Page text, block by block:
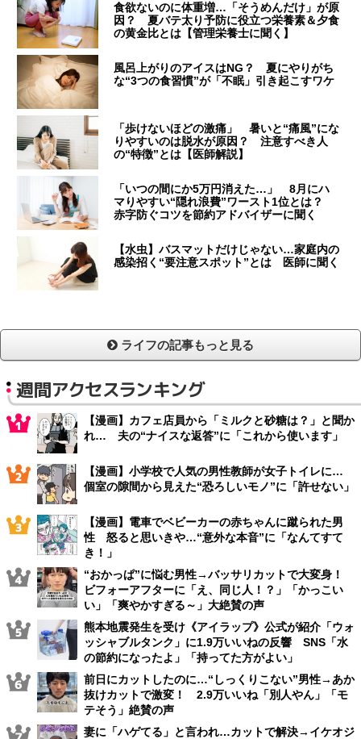
食欲ないのに体重増…「そうめんだけ」が原
因？ 夏バテ太り予防に役立つ栄養素＆夕食
の黄金比とは【管理栄養士に聞く】
風呂上がりのアイスはNG？ 夏にやりがち
な“3つの食習慣”が「不眠」引き起こすワケ
「歩けないほどの激痛」 暑いと“痛風”にな
りやすいのは脱水が原因？ 注意すべき人
の“特徴”とは【医師解説】
「いつの間にか5万円消えた…」 8月にハ
マりやすい“隠れ浪費”ワースト1位とは？
赤字防ぐコツを節約アドバイザーに聞く
【水虫】バスマットだけじゃない…家庭内の
感染招く“要注意スポット”とは 医師に聞く
ライフの記事もっと見る
週間アクセスランキング
【漫画】カフェ店員から「ミルクと砂糖は？」と聞か
れ… 夫の“ナイスな返答”に「これから使います」
【漫画】小学校で人気の男性教師が女子トイレに…
個室の隙間から見えた“恐ろしいモノ”に「許せない」
【漫画】電車でベビーカーの赤ちゃんに蹴られた男
性 怒ると思いきや…“意外な本音”に「なんてすて
き！」
“おかっぱ”に悩む男性→バッサリカットで大変身！
ビフォーアフターに「え、同じ人！？」「かっこい
い」「爽やかすぎる～」大絶賛の声
熊本地震発生を受け《アイラップ》公式が紹介「ウォ
ッシャブルタンク」に1.9万いいねの反響 SNS「水
の節約になったよ」「持ってた方がよい」
前日にカットしたのに…“しっくりこない”男性→あか
抜けカットで激変！ 2.9万いいね「別人やん」「モ
テそう」絶賛の声
妻に「ハゲてる」と言われ…カットで解決→イケオジ